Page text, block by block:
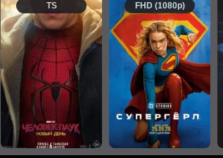
TS FHD (1080p)